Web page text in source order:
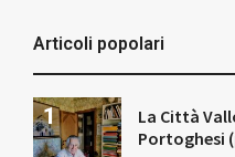
Articoli popolari
La Città
Portoghesi